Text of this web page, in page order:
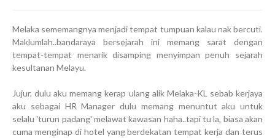
Melaka sememangnya menjadi tempat tumpuan kalau nak bercuti.
Maklumlah..bandaraya bersejarah ini memang sarat dengan
tempat-tempat menarik disamping menyimpan penuh sejarah
kesultanan Melayu.
Jujur, dulu aku memang kerap ulang alik Melaka-KL sebab kerjaya
aku sebagai HR Manager dulu memang menuntut aku untuk
selalu 'turun padang' melawat kawasan haha..tapi tu la, biasa akan
cuma menginap di hotel yang berdekatan tempat kerja dan terus